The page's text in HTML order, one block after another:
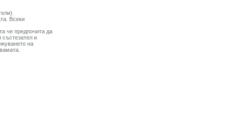
Всеки
че предпочита да
състезател и
на